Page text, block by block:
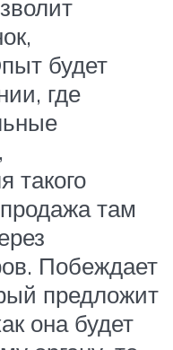
будет
где
такого
там
Побеждает
предложит
она будет